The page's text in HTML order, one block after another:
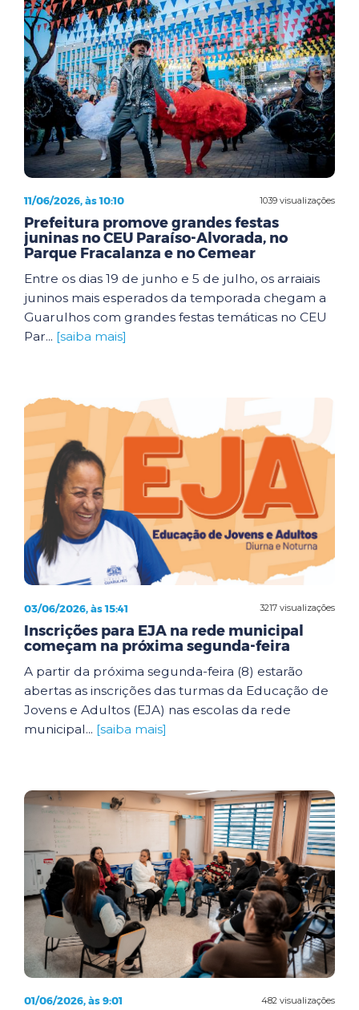
1039 visualizações
11/06/2026, às 10:10
Prefeitura promove grandes festas
juninas no CEU Paraíso-Alvorada, no
Parque Fracalanza e no Cemear
Entre os dias 19 de junho e 5 de julho, os arraiais
juninos mais esperados da temporada chegam a
Guarulhos com grandes festas temáticas no CEU
Par... [saiba mais]
3217 visualizações
03/06/2026, às 15:41
Inscrições para EJA na rede municipal
começam na próxima segunda-feira
A partir da próxima segunda-feira (8) estarão
abertas as inscrições das turmas da Educação de
Jovens e Adultos (EJA) nas escolas da rede
municipal... [saiba mais]
482 visualizações
01/06/2026, às 9:01